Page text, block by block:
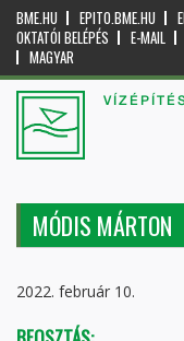
BME.HU EPITO.BME.HU
OKTATÓI BELÉPÉS
E-MAIL
MAGYAR
MÓDIS MÁRTON
2022. február 10.